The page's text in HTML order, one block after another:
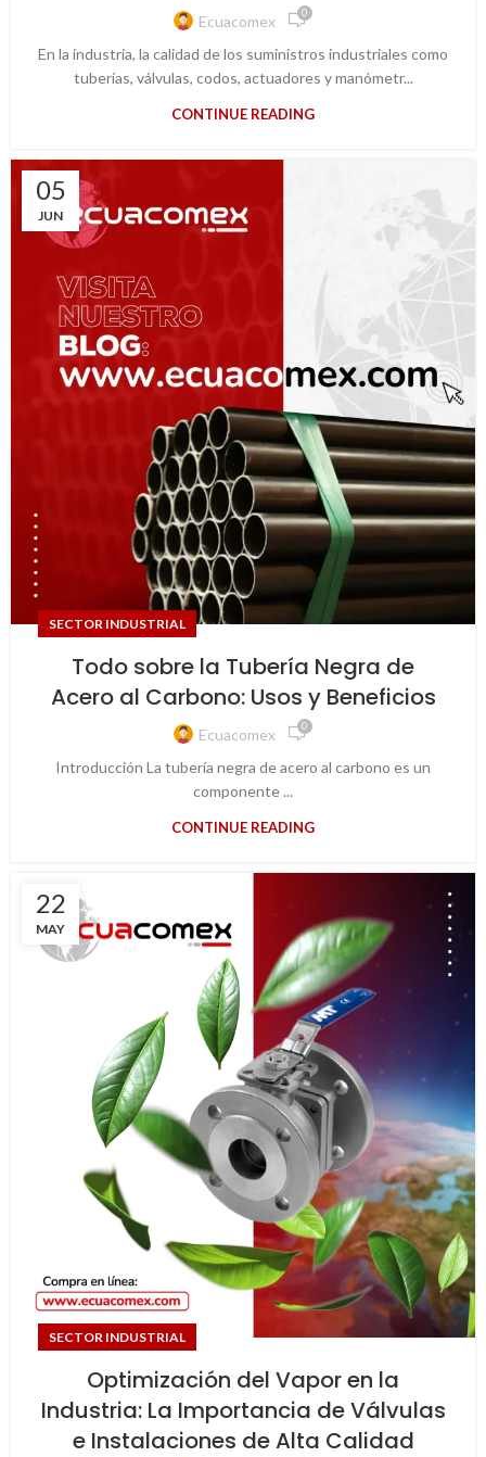
Ecuacomex 0
En la industria, la calidad de los suministros industriales como
tuberías, válvulas, codos, actuadores y manómetr...
CONTINUE READING
05
JUN
SECTOR INDUSTRIAL
Todo sobre la Tubería Negra de
Acero al Carbono: Usos y Beneficios
Ecuacomex 0
Introducción La tubería negra de acero al carbono es un
componente ...
CONTINUE READING
22
MAY
SECTOR INDUSTRIAL
Optimización del Vapor en la
Industria: La Importancia de Válvulas
e Instalaciones de Alta Calidad